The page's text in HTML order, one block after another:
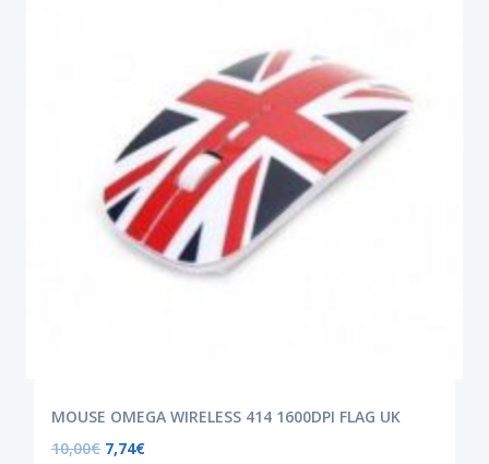
MOUSE OMEGA WIRELESS 414 1600DPI FLAG UK
10,00€ 7,74€